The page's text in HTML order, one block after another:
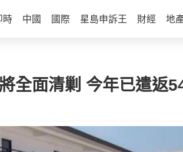
時 中國 國際 星島申訴王 財經 地
全面清剿 今年已遣返